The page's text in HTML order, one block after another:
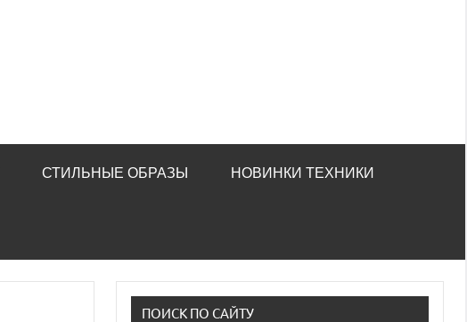
СТИЛЬНЫЕ ОБРАЗЫ НОВИНКИ ТЕХНИКИ
ПОИСК ПО САЙТУ